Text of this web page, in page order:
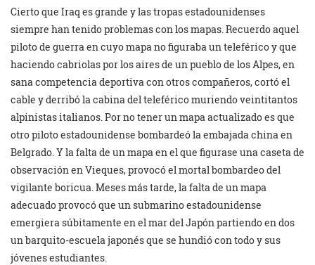
Cierto que Iraq es grande y las tropas estadounidenses
siempre han tenido problemas con los mapas. Recuerdo aquel
piloto de guerra en cuyo mapa no figuraba un teleférico y que
haciendo cabriolas por los aires de un pueblo de los Alpes, en
sana competencia deportiva con otros compañeros, cortó el
cable y derribó la cabina del teleférico muriendo veintitantos
alpinistas italianos. Por no tener un mapa actualizado es que
otro piloto estadounidense bombardeó la embajada china en
Belgrado. Y la falta de un mapa en el que figurase una caseta de
observación en Vieques, provocó el mortal bombardeo del
vigilante boricua. Meses más tarde, la falta de un mapa
adecuado provocó que un submarino estadounidense
emergiera súbitamente en el mar del Japón partiendo en dos
un barquito-escuela japonés que se hundió con todo y sus
jóvenes estudiantes.